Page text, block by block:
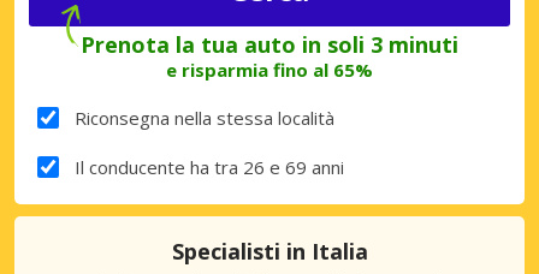
Prenota la tua auto in soli 3 minuti
e risparmia fino al 65%
Riconsegna nella stessa località
Il conducente ha tra 26 e 69 anni
Specialisti in Italia